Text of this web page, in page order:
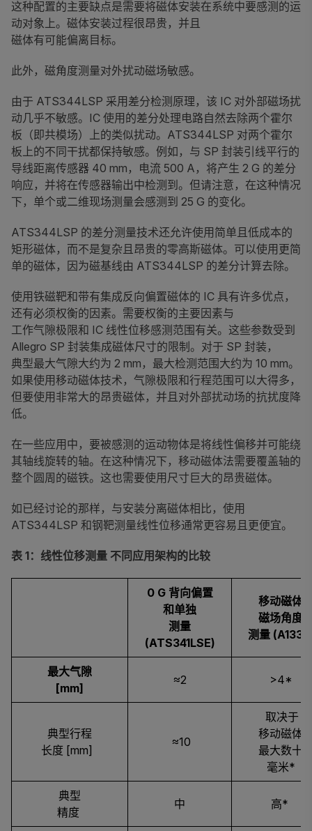
这种配置的主要缺点是需要将磁体安装在系统中要感测的运
动对象上。磁体安装过程很昂贵，并且
磁体有可能偏离目标。
此外，磁角度测量对外扰动磁场敏感。
由于 ATS344LSP 采用差分检测原理，该 IC 对外部磁场扰
动几乎不敏感。IC 使用的差分处理电路自然去除两个霍尔
板（即共模场）上的类似扰动。ATS344LSP 对两个霍尔
板上的不同干扰都保持敏感。例如，与 SP 封装引线平行的
导线距离传感器 40 mm，电流 500 A，将产生 2 G 的差分
响应，并将在传感器输出中检测到。但请注意，在这种情况
下，单个或二维现场测量会感测到 25 G 的变化。
ATS344LSP 的差分测量技术还允许使用简单且低成本的
矩形磁体，而不是复杂且昂贵的零高斯磁体。可以使用更简
单的磁体，因为磁基线由 ATS344LSP 的差分计算去除。
使用铁磁靶和带有集成反向偏置磁体的 IC 具有许多优点，
还有必须权衡的因素。需要权衡的主要因素与
工作气隙极限和 IC 线性位移感测范围有关。这些参数受到
Allegro SP 封装集成磁体尺寸的限制。对于 SP 封装，
典型最大气隙大约为 2 mm，最大检测范围大约为 10 mm。
如果使用移动磁体技术，气隙极限和行程范围可以大得多，
但要使用非常大的昂贵磁体，并且对外部扰动场的抗扰度降
低。
在一些应用中，要被感测的运动物体是将线性偏移并可能绕
其轴线旋转的轴。在这种情况下，移动磁体法需要覆盖轴的
整个圆周的磁铁。这也需要使用尺寸巨大的昂贵磁体。
如已经讨论的那样，与安装分离磁体相比，使用
ATS344LSP 和钢靶测量线性位移通常更容易且更便宜。
表 1：线性位移测量 不同应用架构的比较
0 G 背向偏置
和单独
测量
(ATS341LSE)
移动磁体
磁场角度
测量
最大气隙
[mm]
≈2 >4*
典型行程
长度 [mm]
≈10
取决于
移动磁体
最大数十
毫米*
典型
精度
中 高*